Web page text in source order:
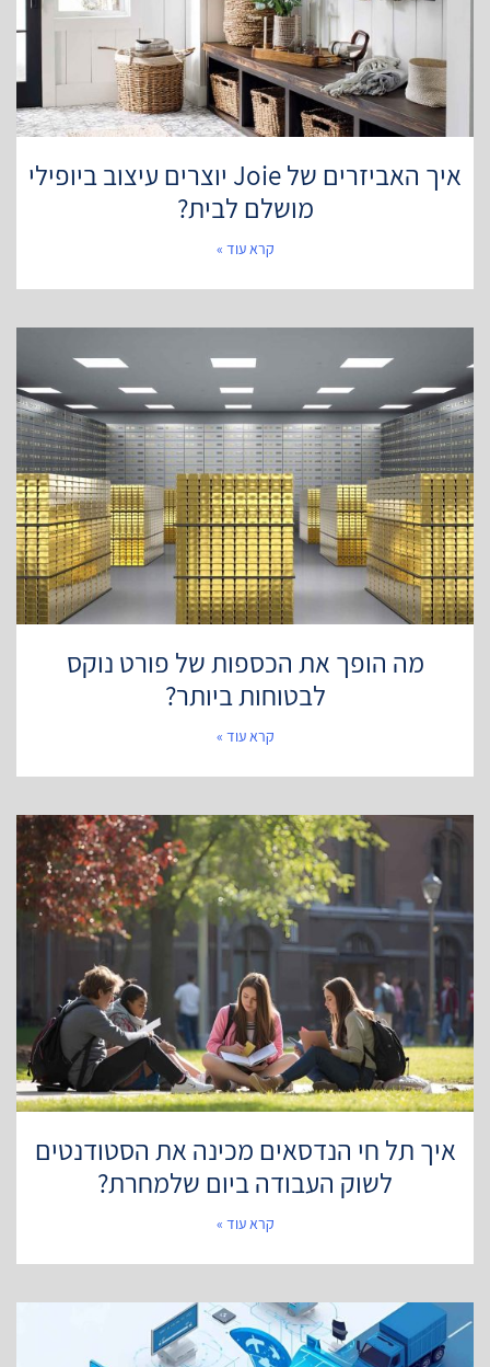
איך האביזרים של Joie יוצרים עיצוב ביופילי
מושלם לבית?
קרא עוד »
מה הופך את הכספות של פורט נוקס
לבטוחות ביותר?
קרא עוד »
איך תל חי הנדסאים מכינה את הסטודנטים
לשוק העבודה ביום שלמחרת?
קרא עוד »